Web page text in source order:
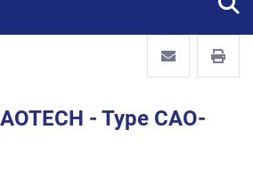
- Type CAO-